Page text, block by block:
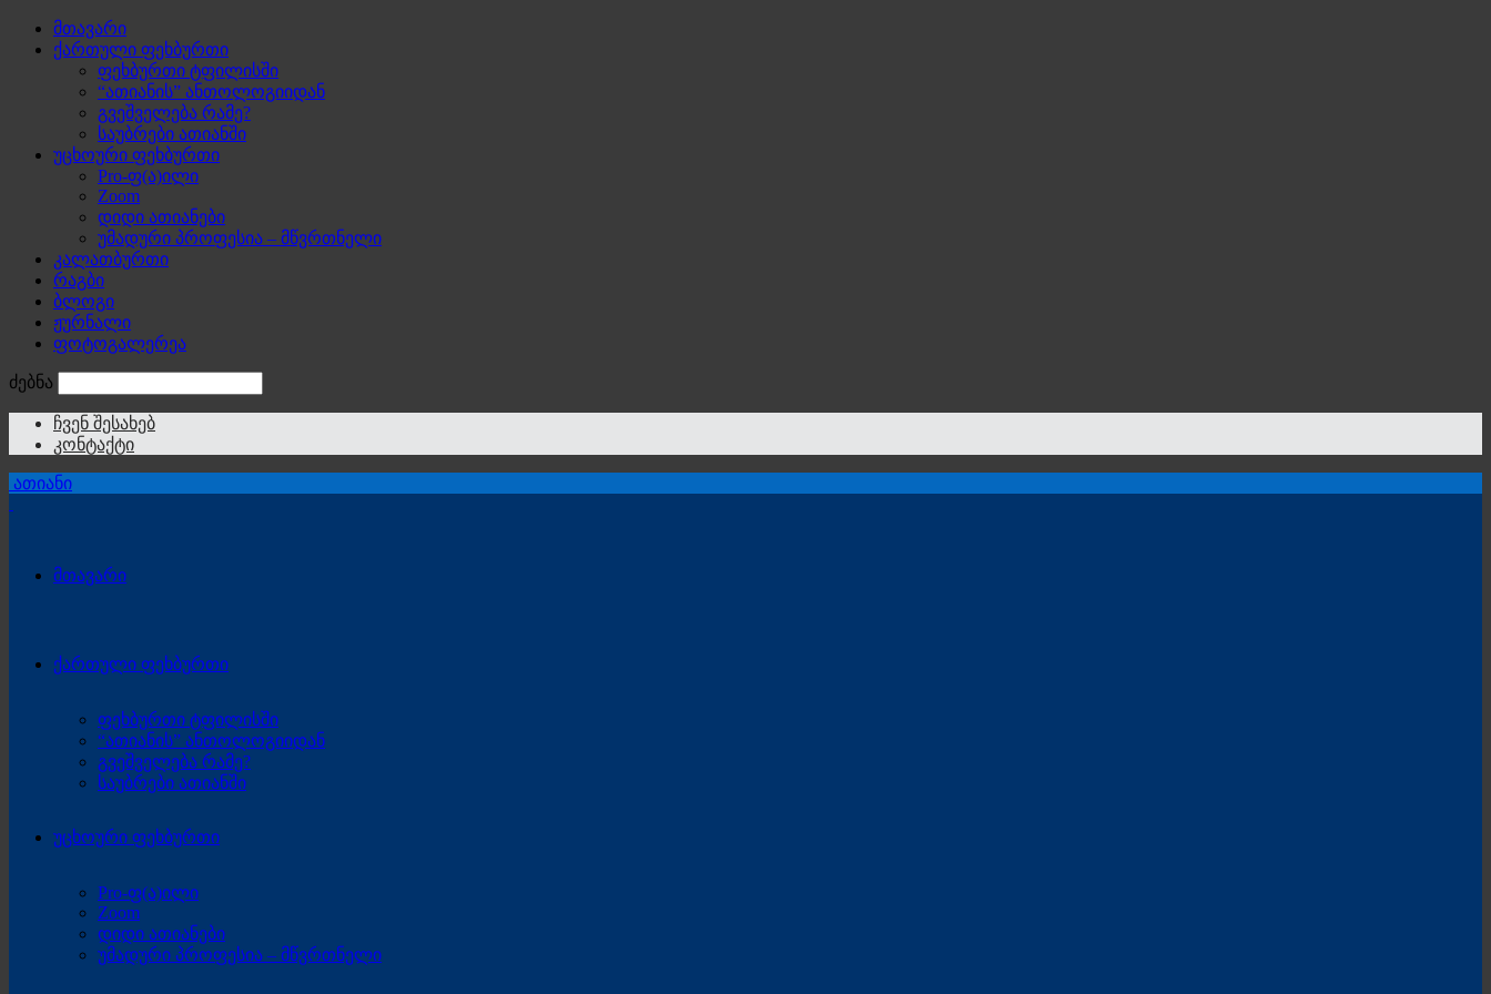
მთავარი
ქართული ფეხბურთი
ფეხბურთი ტფილისში
“ათიანის” ანთოლოგიიდან
გვეშველება რამე?
საუბრები ათიანში
უცხოური ფეხბურთი
Pro-ფ(ა)ილი
Zoom
დიდი ათიანები
უმადური პროფესია – მწვრთნელი
კალათბურთი
რაგბი
ბლოგი
ჟურნალი
ფოტოგალერეა
ძებნა
ჩვენ შესახებ
კონტაქტი
ათიანი
მთავარი
ქართული ფეხბურთი
ფეხბურთი ტფილისში
“ათიანის” ანთოლოგიიდან
გვეშველება რამე?
საუბრები ათიანში
უცხოური ფეხბურთი
Pro-ფ(ა)ილი
Zoom
დიდი ათიანები
უმადური პროფესია – მწვრთნელი